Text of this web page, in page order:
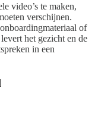
video’s te maken,
verschijnen.
of
het gezicht en de
in een